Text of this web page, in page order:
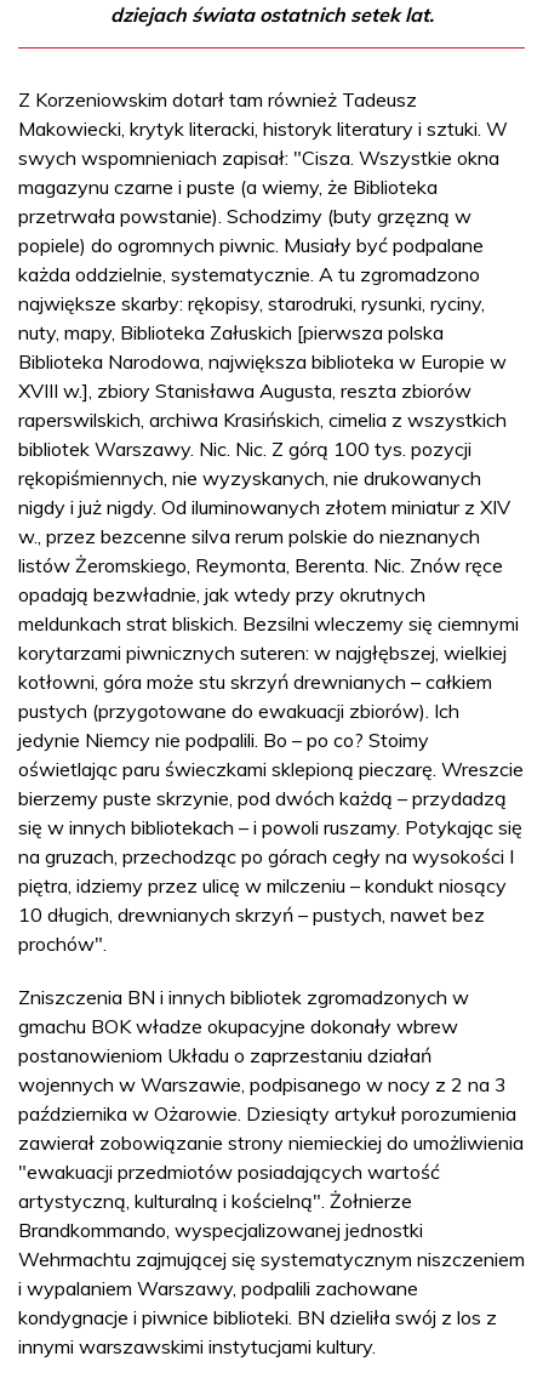
dziejach świata ostatnich setek lat.
Z Korzeniowskim dotarł tam również Tadeusz
Makowiecki, krytyk literacki, historyk literatury i sztuki. W
swych wspomnieniach zapisał: "Cisza. Wszystkie okna
magazynu czarne i puste (a wiemy, że Biblioteka
przetrwała powstanie). Schodzimy (buty grzęzną w
popiele) do ogromnych piwnic. Musiały być podpalane
każda oddzielnie, systematycznie. A tu zgromadzono
największe skarby: rękopisy, starodruki, rysunki, ryciny,
nuty, mapy, Biblioteka Załuskich [pierwsza polska
Biblioteka Narodowa, największa biblioteka w Europie w
XVIII w.], zbiory Stanisława Augusta, reszta zbiorów
raperswilskich, archiwa Krasińskich, cimelia z wszystkich
bibliotek Warszawy. Nic. Nic. Z górą 100 tys. pozycji
rękopiśmiennych, nie wyzyskanych, nie drukowanych
nigdy i już nigdy. Od iluminowanych złotem miniatur z XIV
w., przez bezcenne silva rerum polskie do nieznanych
listów Żeromskiego, Reymonta, Berenta. Nic. Znów ręce
opadają bezwładnie, jak wtedy przy okrutnych
meldunkach strat bliskich. Bezsilni wleczemy się ciemnymi
korytarzami piwnicznych suteren: w najgłębszej, wielkiej
kotłowni, góra może stu skrzyń drewnianych – całkiem
pustych (przygotowane do ewakuacji zbiorów). Ich
jedynie Niemcy nie podpalili. Bo – po co? Stoimy
oświetlając paru świeczkami sklepioną pieczarę. Wreszcie
bierzemy puste skrzynie, pod dwóch każdą – przydadzą
się w innych bibliotekach – i powoli ruszamy. Potykając się
na gruzach, przechodząc po górach cegły na wysokości I
piętra, idziemy przez ulicę w milczeniu – kondukt niosący
10 długich, drewnianych skrzyń – pustych, nawet bez
prochów".
Zniszczenia BN i innych bibliotek zgromadzonych w
gmachu BOK władze okupacyjne dokonały wbrew
postanowieniom Układu o zaprzestaniu działań
wojennych w Warszawie, podpisanego w nocy z 2 na 3
października w Ożarowie. Dziesiąty artykuł porozumienia
zawierał zobowiązanie strony niemieckiej do umożliwienia
"ewakuacji przedmiotów posiadających wartość
artystyczną, kulturalną i kościelną". Żołnierze
Brandkommando, wyspecjalizowanej jednostki
Wehrmachtu zajmującej się systematycznym niszczeniem
i wypalaniem Warszawy, podpalili zachowane
kondygnacje i piwnice biblioteki. BN dzieliła swój z los z
innymi warszawskimi instytucjami kultury.